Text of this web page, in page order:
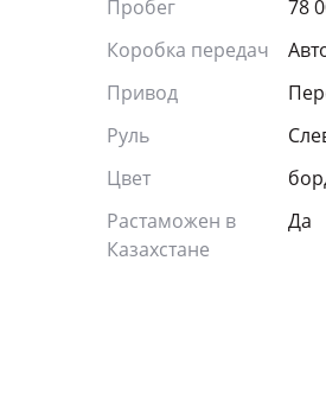
Пробег
78
Коробка передач
Привод
Руль
Цвет
Растаможен в
Казахстане
Да